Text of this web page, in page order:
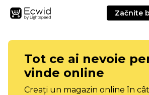
Začnite
Tot ce ai nevoie
vinde online
Creați un magazin online în